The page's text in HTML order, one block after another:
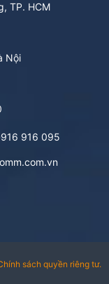
TP. HCM
Nội
916 095
sách quyền riêng tư.